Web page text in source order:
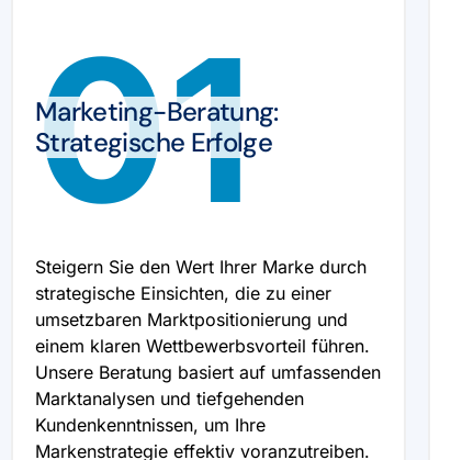
01
Marketing-Beratung:
Strategische Erfolge
Steigern Sie den Wert Ihrer Marke durch
strategische Einsichten, die zu einer
umsetzbaren Marktpositionierung und
einem klaren Wettbewerbsvorteil führen.
Unsere Beratung basiert auf umfassenden
Marktanalysen und tiefgehenden
Kundenkenntnissen, um Ihre
Markenstrategie effektiv voranzutreiben.